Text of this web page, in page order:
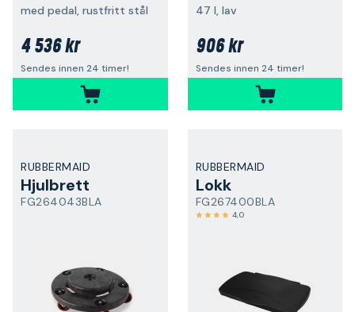
med pedal, rustfritt stål
4 536 kr
Sendes innen 24 timer!
47 l, lav
906 kr
Sendes innen 24 timer!
RUBBERMAID
Hjulbrett
FG264043BLA
RUBBERMAID
Lokk
FG267400BLA
4,0